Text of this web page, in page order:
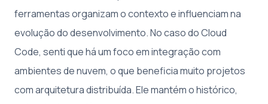
ferramentas organizam o contexto e influenciam na
evolução do desenvolvimento. No caso do Cloud
Code, senti que há um foco em integração com
ambientes de nuvem, o que beneficia muito projetos
com arquitetura distribuída. Ele mantém o histórico,